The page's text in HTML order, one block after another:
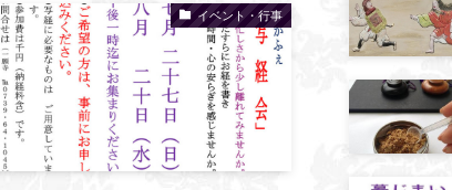
イベント・行事